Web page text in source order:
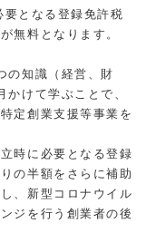
要となる登録免許税
無料となります。
の知識（経営、財
かけて学ぶことで、
定創業支援等事業を
時に必要となる登録
の半額をさらに補助
、新型コロナウイル
ジを行う創業者の後